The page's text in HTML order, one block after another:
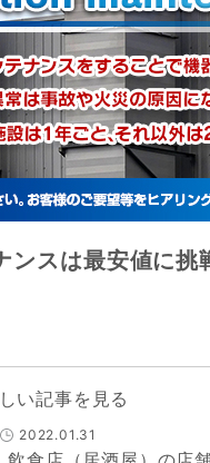
ンスは最安値に
い記事を見る
2022.01.31